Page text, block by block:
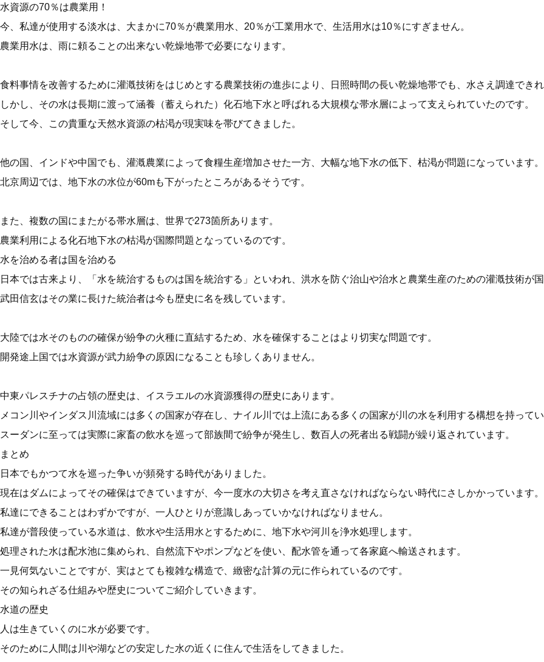
水資源の70％は農業用！
今、私達が使用する淡水は、大まかに70％が農業用水、20％が工業用水で、生活用水は10％にすぎません。
農業用水は、雨に頼ることの出来ない乾燥地帯で必要になります。
食料事情を改善するために灌漑技術をはじめとする農業技術の進歩により、日照時間の長い乾燥地帯でも、水さえ調達でき
しかし、その水は長期に渡って涵養（蓄えられた）化石地下水と呼ばれる大規模な帯水層によって支えられていたのです。
そして今、この貴重な天然水資源の枯渇が現実味を帯びてきました。
他の国、インドや中国でも、灌漑農業によって食糧生産増加させた一方、大幅な地下水の低下、枯渇が問題になっています。
北京周辺では、地下水の水位が60mも下がったところがあるそうです。
また、複数の国にまたがる帯水層は、世界で273箇所あります。
農業利用による化石地下水の枯渇が国際問題となっているのです。
水を治める者は国を治める
日本では古来より、「水を統治するものは国を統治する」といわれ、洪水を防ぐ治山や治水と農業生産のための灌漑技術が
武田信玄はその業に長けた統治者は今も歴史に名を残しています。
大陸では水そのものの確保が紛争の火種に直結するため、水を確保することはより切実な問題です。
開発途上国では水資源が武力紛争の原因になることも珍しくありません。
中東パレスチナの占領の歴史は、イスラエルの水資源獲得の歴史にあります。
メコン川やインダス川流域には多くの国家が存在し、ナイル川では上流にある多くの国家が川の水を利用する構想を持ってい
スーダンに至っては実際に家畜の飲水を巡って部族間で紛争が発生し、数百人の死者出る戦闘が繰り返されています。
まとめ
日本でもかつて水を巡った争いが頻発する時代がありました。
現在はダムによってその確保はできていますが、今一度水の大切さを考え直さなければならない時代にさしかかっています。
私達にできることはわずかですが、一人ひとりが意識しあっていかなければなりません。
私達が普段使っている水道は、飲水や生活用水とするために、地下水や河川を浄水処理します。
処理された水は配水池に集められ、自然流下やポンプなどを使い、配水管を通って各家庭へ輸送されます。
一見何気ないことですが、実はとても複雑な構造で、緻密な計算の元に作られているのです。
その知られざる仕組みや歴史についてご紹介していきます。
水道の歴史
人は生きていくのに水が必要です。
そのために人間は川や湖などの安定した水の近くに住んで生活をしてきました。